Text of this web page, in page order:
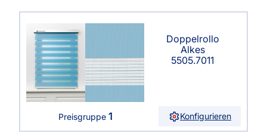
Doppelrollo
Alkes
5505.7011
Preisgruppe 1 Konfigurieren